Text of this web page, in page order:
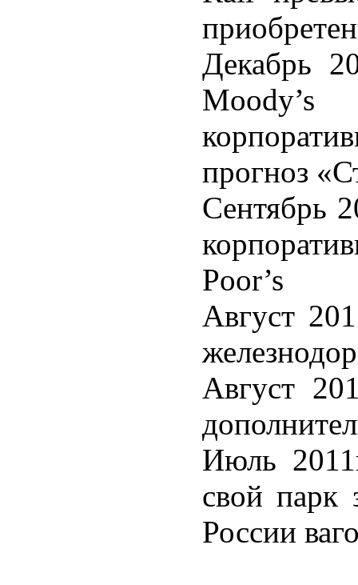
Декабрь
прогноз
Сентябрь
Poor’s
Август
Август
Июль
свой парк
России